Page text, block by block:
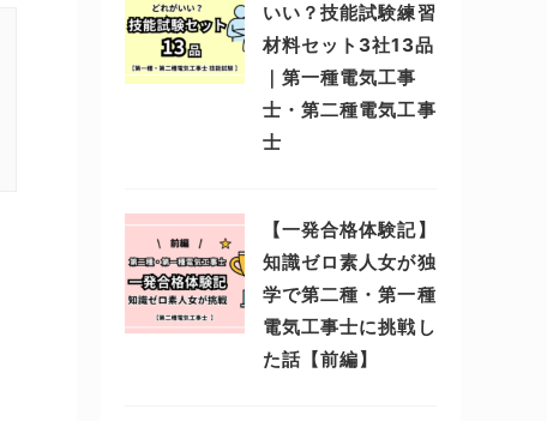
いい？技能試験練習
材料セット3社13品
｜第一種電気工事
士・第二種電気工事
士
【一発合格体験記】
知識ゼロ素人女が独
学で第二種・第一種
電気工事士に挑戦し
た話【前編】